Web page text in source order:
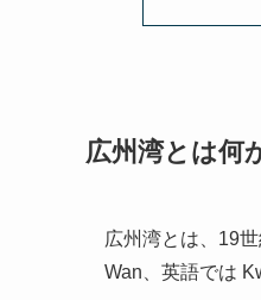
広州湾とは何
広州湾とは、19
Wan、英語では